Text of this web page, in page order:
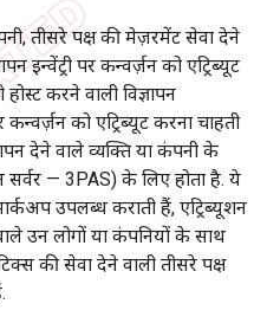
तीसरे पक्ष की मेज़रमेंट सेवा देने
इन्वेंट्री पर कन्वर्ज़न को एट्रिब्यूट
करने वाली विज्ञापन
कन्वर्ज़न को एट्रिब्यूट करना चाहती
देने वाले व्यक्ति या कंपनी के
सर्वर — 3PAS) के लिए होता है. ये
उपलब्ध कराती हैं, एट्रिब्यूशन
उन लोगों या कंपनियों के साथ
की सेवा देने वाली तीसरे पक्ष